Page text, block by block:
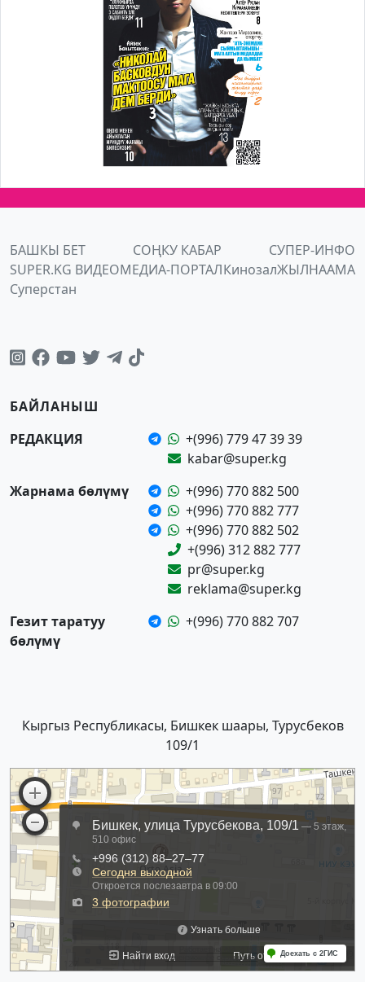
БАШКЫ БЕТ СОҢКУ КАБАР
СУПЕР-ИНФО
SUPER.KG ВИДЕОМЕДИА-ПОРТАЛКинозалЖЫЛНААМА
Суперстан
БАЙЛАНЫШ
РЕДАКЦИЯ
+(996) 779 47 39 39
kabar@super.kg
Жарнама бөлүмү
+(996) 770 882 500
+(996) 770 882 777
+(996) 770 882 502
+(996) 312 882 777
pr@super.kg
reklama@super.kg
Гезит таратуу
бөлүмү
+(996) 770 882 707
Кыргыз Республикасы, Бишкек шаары, Турусбеков
109/1